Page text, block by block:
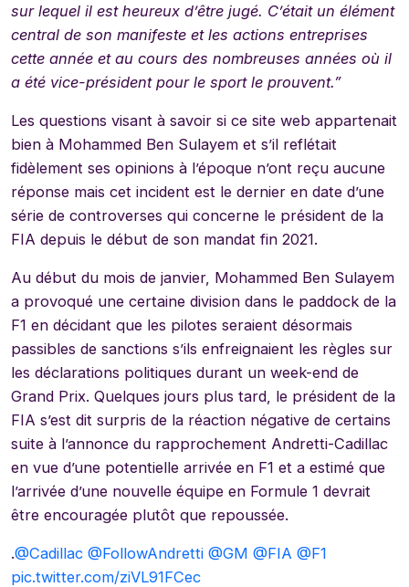
sur lequel il est heureux d’être jugé. C’était un élément
central de son manifeste et les actions entreprises
cette année et au cours des nombreuses années où il
a été vice-président pour le sport le prouvent.”
Les questions visant à savoir si ce site web appartenait
bien à Mohammed Ben Sulayem et s’il reflétait
fidèlement ses opinions à l’époque n’ont reçu aucune
réponse mais cet incident est le dernier en date d’une
série de controverses qui concerne le président de la
FIA depuis le début de son mandat fin 2021.
Au début du mois de janvier, Mohammed Ben Sulayem
a provoqué une certaine division dans le paddock de la
F1 en décidant que les pilotes seraient désormais
passibles de sanctions s’ils enfreignaient les règles sur
les déclarations politiques durant un week-end de
Grand Prix. Quelques jours plus tard, le président de la
FIA s’est dit surpris de la réaction négative de certains
suite à l’annonce du rapprochement Andretti-Cadillac
en vue d’une potentielle arrivée en F1 et a estimé que
l’arrivée d’une nouvelle équipe en Formule 1 devrait
être encouragée plutôt que repoussée.
.@Cadillac @FollowAndretti @GM @FIA @F1
pic.twitter.com/ziVL91FCec